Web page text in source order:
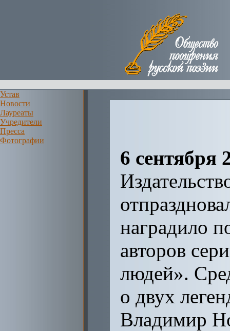
Устав
Новости
Лауреаты
Учредители
Пресса
Фотографии
6 сентября
наградило
авторов
людей».
о двух
Владимир